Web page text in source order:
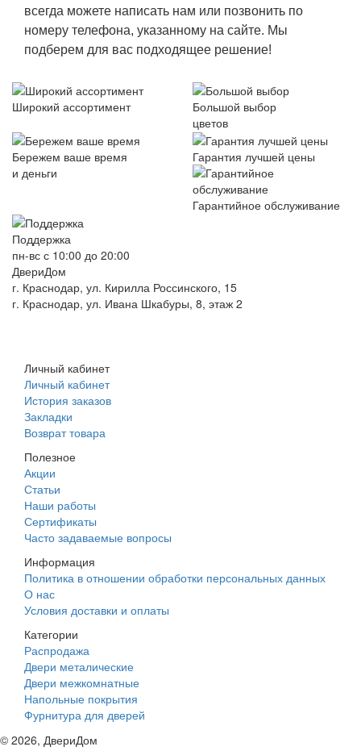
всегда можете написать нам или позвонить по
номеру телефона, указанному на сайте. Мы
подберем для вас подходящее решение!
Широкий ассортимент
Большой выбор
цветов
Бережем ваше время
и деньги
Гарантия лучшей цены
Гарантийное обслуживание
Поддержка
пн-вс с 10:00 до 20:00
ДвериДом
г. Краснодар, ул. Кирилла Россинского, 15
г. Краснодар, ул. Ивана Шкабуры, 8, этаж 2
Личный кабинет
Личный кабинет
История заказов
Закладки
Возврат товара
Полезное
Акции
Статьи
Наши работы
Сертификаты
Часто задаваемые вопросы
Информация
Политика в отношении обработки персональных данных
О нас
Условия доставки и оплаты
Категории
Распродажа
Двери металические
Двери межкомнатные
Напольные покрытия
Фурнитура для дверей
© 2026, ДвериДом